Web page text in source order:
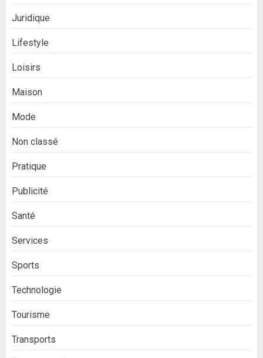
Juridique
Lifestyle
Loisirs
Maison
Mode
Non classé
Pratique
Publicité
Santé
Services
Sports
Technologie
Tourisme
Transports